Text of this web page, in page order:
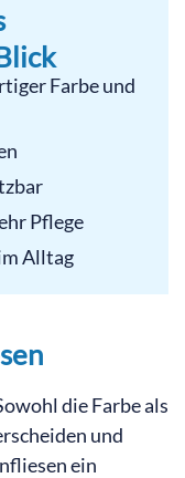
Farbe und
Pflege
Alltag
die Farbe als
und
ein